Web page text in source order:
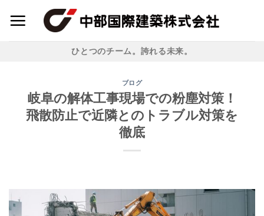
ひとつのチーム。誇れる未来。
ブログ
岐阜の解体工事現場での粉塵対策！
飛散防止で近隣とのトラブル対策を
徹底